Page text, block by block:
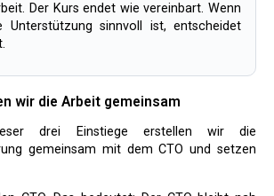
Der Kurs endet wie vereinbart. Wenn
Unterstützung sinnvoll ist, entscheidet
wir die Arbeit gemeinsam
gemeinsam mit dem CTO und setzen